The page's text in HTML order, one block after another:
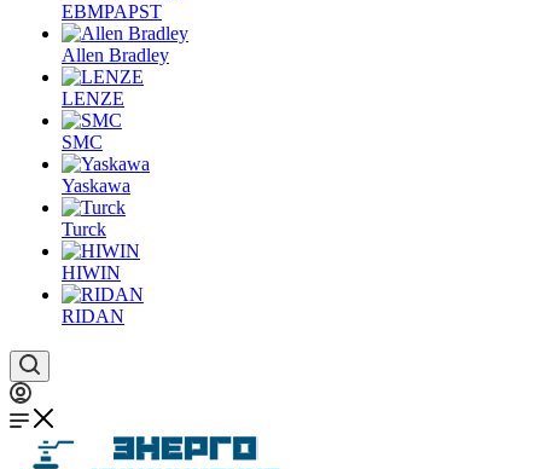
EBMPAPST
Allen Bradley
LENZE
SMC
Yaskawa
Turck
HIWIN
RIDAN